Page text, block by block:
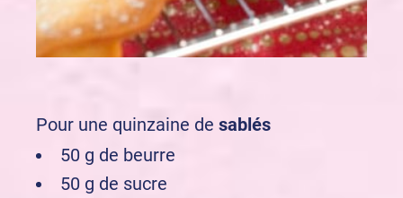
Pour une quinzaine de sablés
50 g de beurre
50 g de sucre